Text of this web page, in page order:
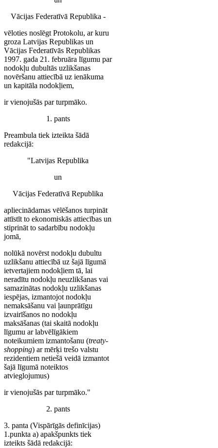
Vācijas Federatīvā Republika -
vēloties noslēgt Protokolu, ar kuru
groza Latvijas Republikas un
Vācijas Federatīvās Republikas
1997. gada 21. februāra līgumu par
nodokļu dubultās uzlikšanas
novēršanu attiecībā uz ienākuma
un kapitāla nodokļiem,
ir vienojušās par turpmāko.
1. pants
Preambula tiek izteikta šādā
redakcijā:
"Latvijas Republika
un
Vācijas Federatīvā Republika
apliecinādamas vēlēšanos turpināt
attīstīt to ekonomiskās attiecības un
stiprināt to sadarbību nodokļu
jomā,
nolūkā novērst nodokļu dubultu
uzlikšanu attiecībā uz šajā līgumā
ietvertajiem nodokļiem tā, lai
neradītu nodokļu neuzlikšanas vai
samazinātas nodokļu uzlikšanas
iespējas, izmantojot nodokļu
nemaksāšanu vai ļaunprātīgu
izvairīšanos no nodokļu
maksāšanas (tai skaitā nodokļu
līgumu ar labvēlīgākiem
noteikumiem izmantošanu (treaty-
shopping) ar mērķi trešo valstu
rezidentiem netiešā veidā izmantot
šajā līgumā noteiktos
atvieglojumus)
ir vienojušās par turpmāko."
2. pants
3. panta (Vispārīgās definīcijas)
1.punkta a) apakšpunkts tiek
izteikts šādā redakcijā: